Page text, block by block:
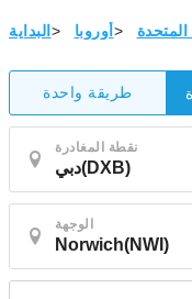
البداية > أوروبا > المتحدة
طريقة واحدة
نقطة المغادرة
الوجهة